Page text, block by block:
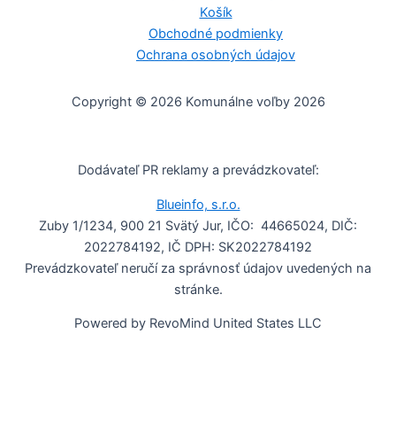
Košík
Obchodné podmienky
Ochrana osobných údajov
Copyright © 2026 Komunálne voľby 2026
Dodávateľ PR reklamy a prevádzkovateľ:
Blueinfo, s.r.o.
Zuby 1/1234, 900 21 Svätý Jur, IČO: 44665024, DIČ:
2022784192, IČ DPH: SK2022784192
Prevádzkovateľ neručí za správnosť údajov uvedených na
stránke.
Powered by RevoMind United States LLC